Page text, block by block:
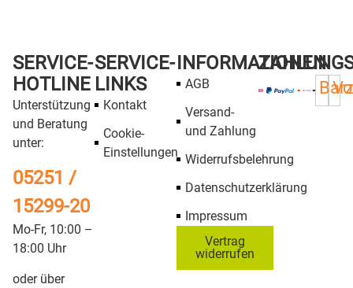
SERVICE-
HOTLINE
Unterstützung
und Beratung
unter:
05251 /
15299-20
Mo-Fr, 10:00 –
18:00 Uhr
oder über
SERVICE-
LINKS
Kontakt
Cookie-
Einstellungen
INFORMATIONEN
AGB
Versand-
und Zahlung
Widerrufsbelehrung
Datenschutzerklärung
Impressum
Vertrag
widerrufen